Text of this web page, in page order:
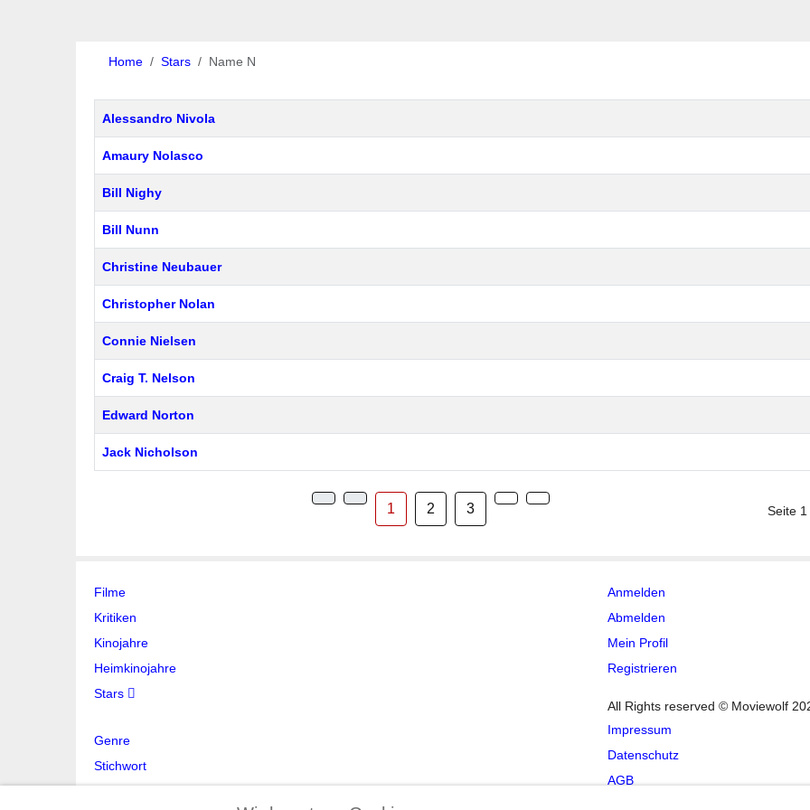
Home Stars Name N
Titel
Alessandro Nivola
Amaury Nolasco
Bill Nighy
Bill Nunn
Christine Neubauer
Christopher Nolan
Connie Nielsen
Craig T. Nelson
Edward Norton
Jack Nicholson
Seite 1
1 2 3
Filme
Kritiken
Kinojahre
Heimkinojahre
Stars
Genre
Stichwort
Anmelden
Abmelden
Mein Profil
Registrieren
All Rights reserved © Moviewolf
Impressum
Datenschutz
AGB